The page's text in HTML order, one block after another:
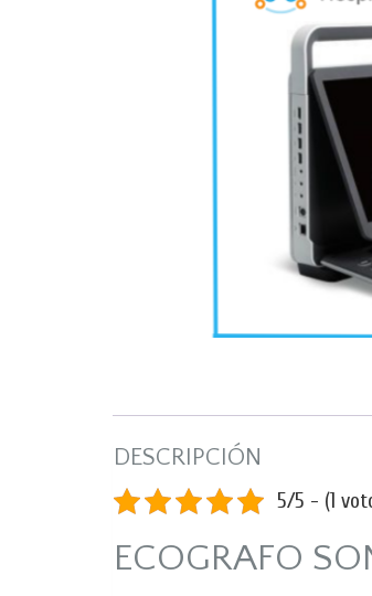
DESCRIPCIÓN
5/5 - (1
ECOGRAFO